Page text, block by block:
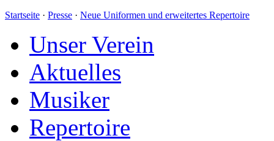
Startseite · Presse · Neue Uniformen und erweitertes Repertoire
Unser Verein
Aktuelles
Musiker
Repertoire